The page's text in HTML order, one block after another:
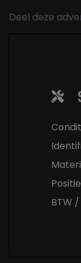
Deel deze
Positie
BTW